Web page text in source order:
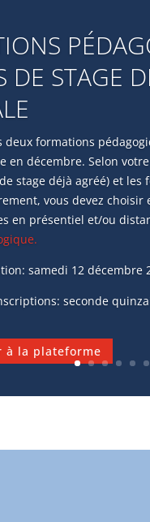
DE STAGE
deux formations
en décembre. Selon
stage déjà agréé) et les
vous devez choisir
en présentiel et/ou
samedi 12 décembre
seconde
à la plateforme